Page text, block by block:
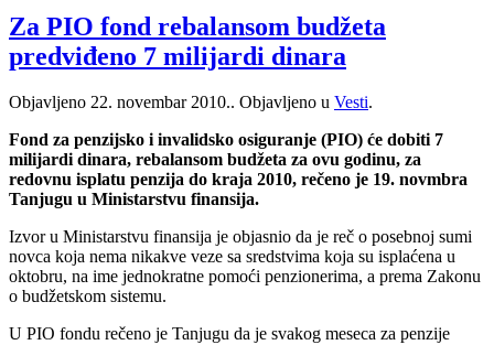
Za PIO fond rebalansom budžeta
predviđeno 7 milijardi dinara
Objavljeno 22. novembar 2010.. Objavljeno u Vesti.
Fond za penzijsko i invalidsko osiguranje (PIO) će dobiti 7
milijardi dinara, rebalansom budžeta za ovu godinu, za
redovnu isplatu penzija do kraja 2010, rečeno je 19. novmbra
Tanjugu u Ministarstvu finansija.
Izvor u Ministarstvu finansija je objasnio da je reč o posebnoj sumi
novca koja nema nikakve veze sa sredstvima koja su isplaćena u
oktobru, na ime jednokratne pomoći penzionerima, a prema Zakonu
o budžetskom sistemu.
U PIO fondu rečeno je Tanjugu da je svakog meseca za penzije